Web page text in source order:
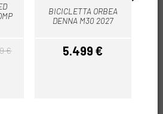
€
BICICLETTA ORBEA
DENNA M30 2027
Prezzo
5.499 €